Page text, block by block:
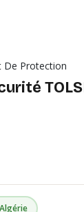
De Protection